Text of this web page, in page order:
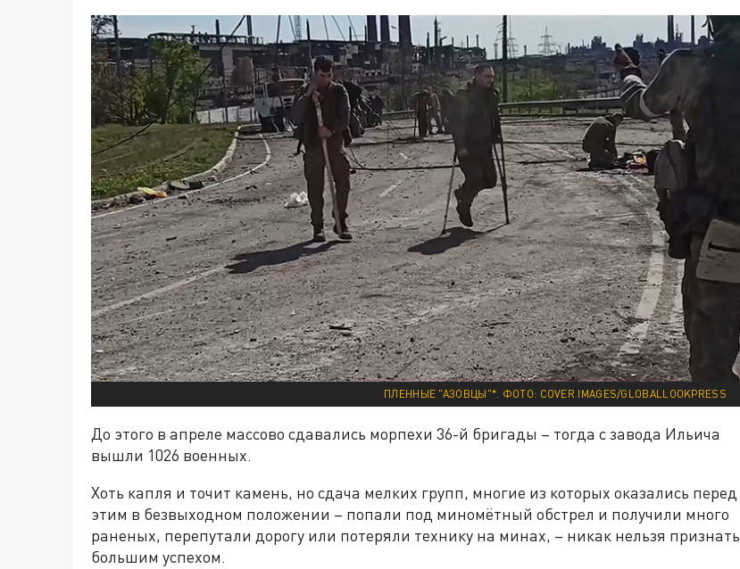
ПЛЕННЫЕ "АЗОВЦЫ"*. ФОТО: COVER IMAGES/GLОBALLООKPRЕSS
До этого в апреле массово сдавались морпехи 36-й бригады – тогда с завода Ильича
вышли 1026 военных.
Хоть капля и точит камень, но сдача мелких групп, многие из которых оказались перед
этим в безвыходном положении – попали под миномётный обстрел и получили много
раненых, перепутали дорогу или потеряли технику на минах, – никак нельзя признать
большим успехом.